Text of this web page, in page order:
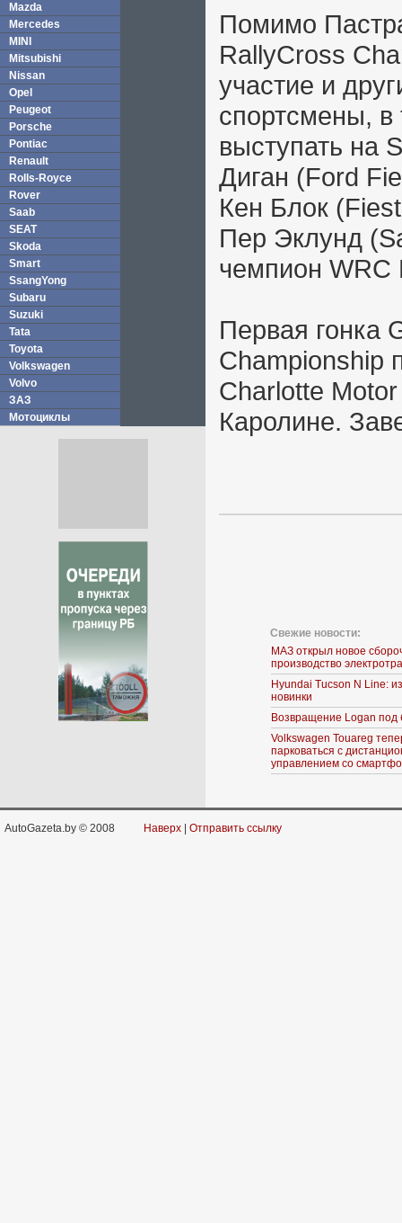
Mazda
Mercedes
MINI
Mitsubishi
Nissan
Opel
Peugeot
Porsche
Pontiac
Renault
Rolls-Royce
Rover
Saab
SEAT
Skoda
Smart
SsangYong
Subaru
Suzuki
Tata
Toyota
Volkswagen
Volvo
ЗАЗ
Мотоциклы
Помимо
RallyCross
участие и
спортсмены,
выступать на
Диган (Ford
Кен Блок
Пер Эклунд
чемпион WRC
Первая гонка
Championship
Charlotte
Каролине.
Свежие новости:
МАЗ открыл новое
производство
Hyundai Tucson N Line:
новинки
Возвращение Logan под
Volkswagen Touareg
парковаться с
управлением со
AutoGazeta.by © 2008 Наверх Отправить ссылку